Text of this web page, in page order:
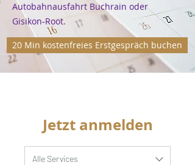
Autobahnausfahrt Buchrain oder
Gisikon-Root.
20 Min kostenfreies Erstgespräch buchen
Jetzt anmelden
Alle Services